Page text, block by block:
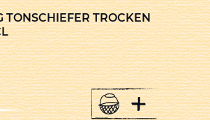
TONSCHIEFER TROCKEN
+